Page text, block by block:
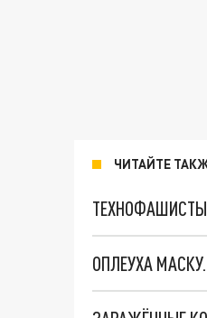
ЧИТАЙТЕ
ТЕХНОФАШИСТЫ
ОПЛЕУХА